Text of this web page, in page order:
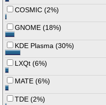
COSMIC (2%)
GNOME (18%)
KDE Plasma (30%)
LXQt (6%)
MATE (6%)
TDE (2%)